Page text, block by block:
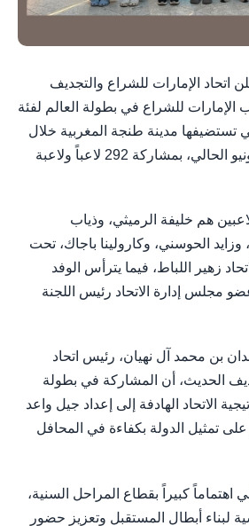
أعلن اتحاد الإمارات للشراع والتجديف
للشراع في بطولة العالم لفئة
2026"، التي تستضيفها مدينة طنجة المغربية خلال
الفترة من 12 إلى 28 يونيو الحالي، بمشاركة 292 لاعباً ولاعبة
بعثة المنتخب 5 لاعبين هم خليفة الرميثي، وذياب
وزايد الحوسني، وكارولينا باجاك، تحت
زهير اللباط، فيما يترأس الوفد
مجلس إدارة الاتحاد رئيس اللجنة
بن محمد آل نهيان، رئيس اتحاد
الحديث، أن المشاركة في بطولة
الاتحاد الهادفة إلى إعداد جيل واعد
تمثيل الدولة بكفاءة في المحافل
اهتماماً كبيراً بقطاع المراحل السنية،
لبناء أبطال المستقبل وتعزيز حضور